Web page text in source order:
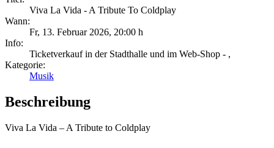
Viva La Vida - A Tribute To Coldplay
Wann:
Fr, 13. Februar 2026, 20:00 h
Info:
Ticketverkauf in der Stadthalle und im Web-Shop - ,
Kategorie:
Musik
Beschreibung
Viva La Vida – A Tribute to Coldplay